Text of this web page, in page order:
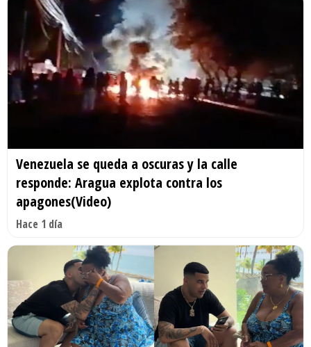
Venezuela se queda a oscuras y la calle
responde: Aragua explota contra los
apagones(Video)
Hace 1 día